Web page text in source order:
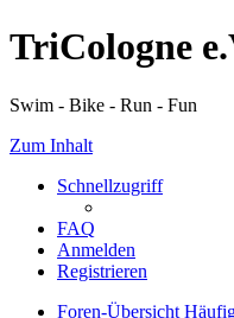
TriCologne
Swim - Bike - Run - Fun
Zum Inhalt
Schnellzugriff
FAQ
Anmelden
Registrieren
Foren-Übersicht